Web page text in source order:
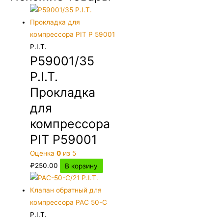
P.I.T.
P59001/35
P.I.T.
Прокладка
для
компрессора
PIT P59001
Оценка0 из 5
₽250.00 В корзину
P.I.T.